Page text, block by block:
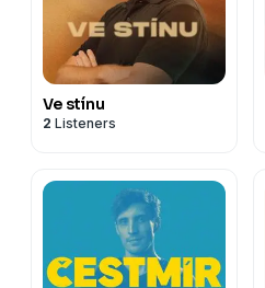
Ve stínu
2 Listeners